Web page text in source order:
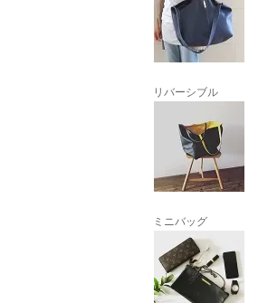
リバーシブル
ミニバッグ